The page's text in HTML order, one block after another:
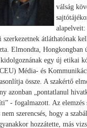
válság
alapelveit:
szerkezetnek átláthatónak
Elmondta,
egy új etikai
Média- és
össze. A szakértő
azonban „pontatlanul
- fogalmazott. Az
szerencsés, hogy a
hozzátette, más